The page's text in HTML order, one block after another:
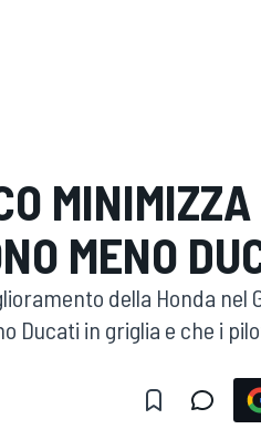
MENO
della Honda nel
Ducati in griglia e che i